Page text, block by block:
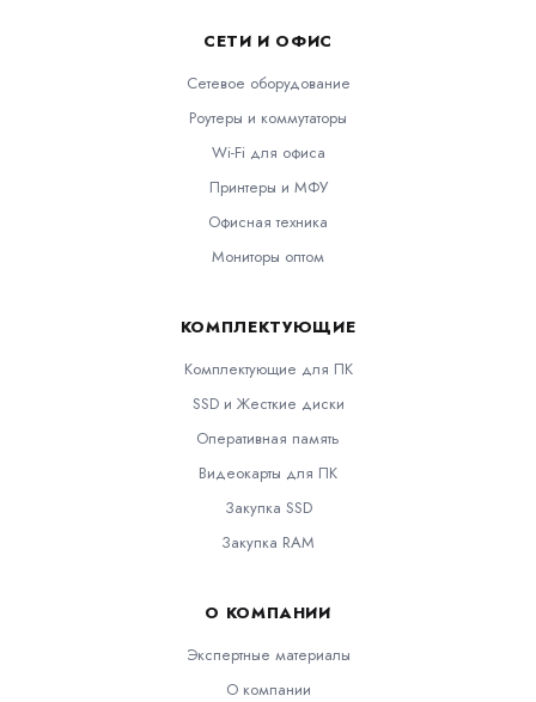
СЕТИ И ОФИС
Сетевое оборудование
Роутеры и коммутаторы
Wi-Fi для офиса
Принтеры и МФУ
Офисная техника
Мониторы оптом
КОМПЛЕКТУЮЩИЕ
Комплектующие для ПК
SSD и Жесткие диски
Оперативная память
Видеокарты для ПК
Закупка SSD
Закупка RAM
О КОМПАНИИ
Экспертные материалы
О компании